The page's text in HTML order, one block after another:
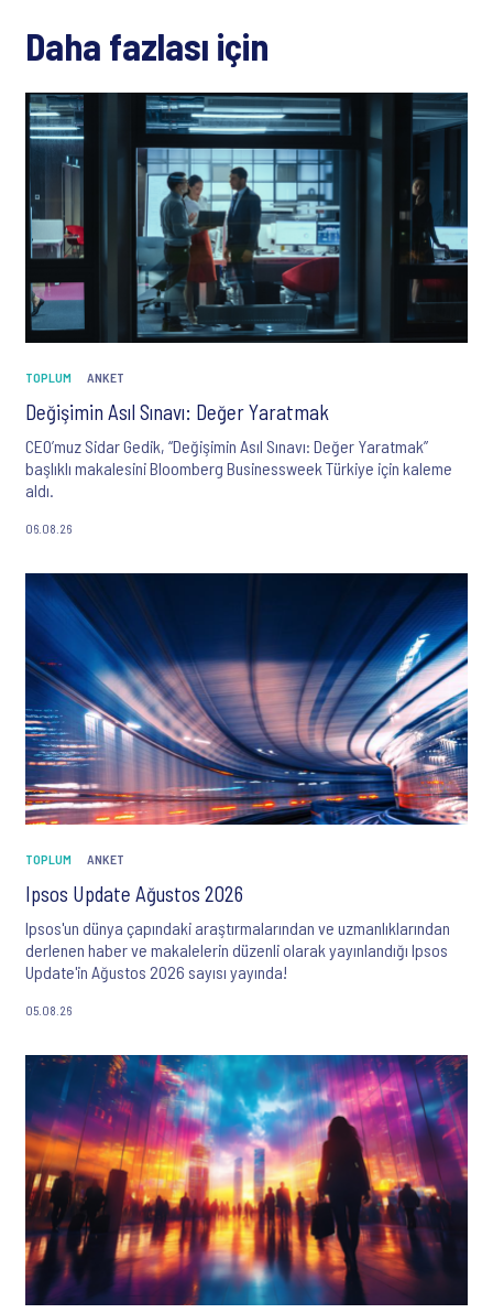
Daha fazlası için
TOPLUM ANKET
Değişimin Asıl Sınavı: Değer Yaratmak
CEO’muz Sidar Gedik, “Değişimin Asıl Sınavı: Değer Yaratmak”
başlıklı makalesini Bloomberg Businessweek Türkiye için kaleme
aldı.
06.08.26
TOPLUM ANKET
Ipsos Update Ağustos 2026
Ipsos'un dünya çapındaki araştırmalarından ve uzmanlıklarından
derlenen haber ve makalelerin düzenli olarak yayınlandığı Ipsos
Update'in Ağustos 2026 sayısı yayında!
05.08.26